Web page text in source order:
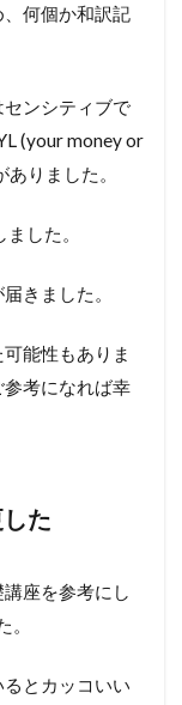
何個か和訳記
ンシティブで
(your money or
りました。
した。
きました。
能性もありま
考になれば幸
た
座を参考にし
とカッコいい